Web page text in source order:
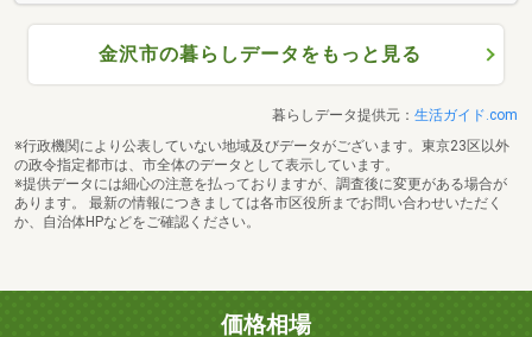
金沢市の暮らしデータをもっと見る
暮らしデータ提供元： 生活ガイド.com
※行政機関により公表していない地域及びデータがございます。東京23区以外
の政令指定都市は、市全体のデータとして表示しています。
※提供データには細心の注意を払っておりますが、調査後に変更がある場合が
あります。 最新の情報につきましては各市区役所までお問い合わせいただく
か、自治体HPなどをご確認ください。
価格相場